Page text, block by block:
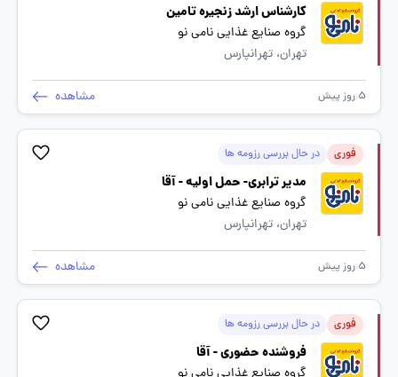
کارشناس ارشد زنجیره تامین
گروه صنایع غذایی نامی نو
تهران، تهرانپارس
5 روز پیش مشاهده
فوری در حال بررسی رزومه ها
مدیر ترابری- حمل اولیه - آقا
گروه صنایع غذایی نامی نو
تهران، تهرانپارس
5 روز پیش مشاهده
فوری در حال بررسی رزومه ها
فروشنده حضوری - آقا